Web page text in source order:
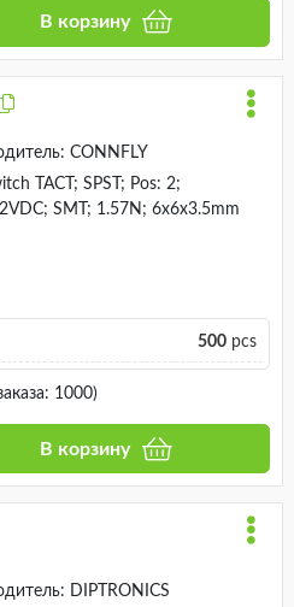
В корзину
CONNFLY
TACT; SPST; Pos: 2;
SMT; 1.57N; 6x6x3.5mm
500pcs
1000)
В корзину
DIPTRONICS